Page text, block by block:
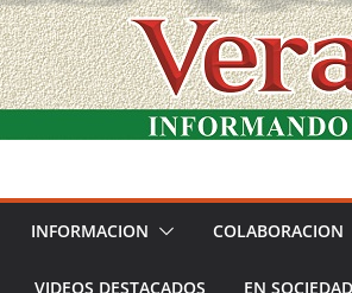
INFORMACION COLABORACION
VIDEOS DESTACADOS EN SOCIEDAD